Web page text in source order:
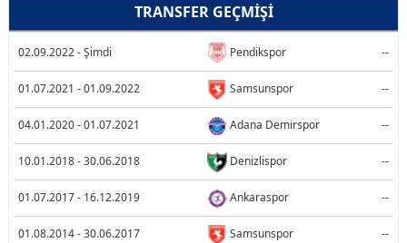
TRANSFER GEÇMIŞI
02.09.2022 - Şimdi Pendikspor --
01.07.2021 - 01.09.2022 Samsunspor --
04.01.2020 - 01.07.2021 Adana Demirspor --
10.01.2018 - 30.06.2018 Denizlispor --
01.07.2017 - 16.12.2019 Ankaraspor --
01.08.2014 - 30.06.2017 Samsunspor --